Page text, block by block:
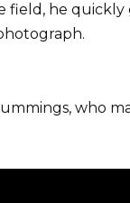
field, he
who